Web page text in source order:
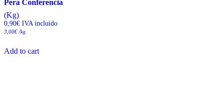
Pera Conferencia
(Kg)
0,90€ IVA incluido
3,00€ /kg
Add to cart